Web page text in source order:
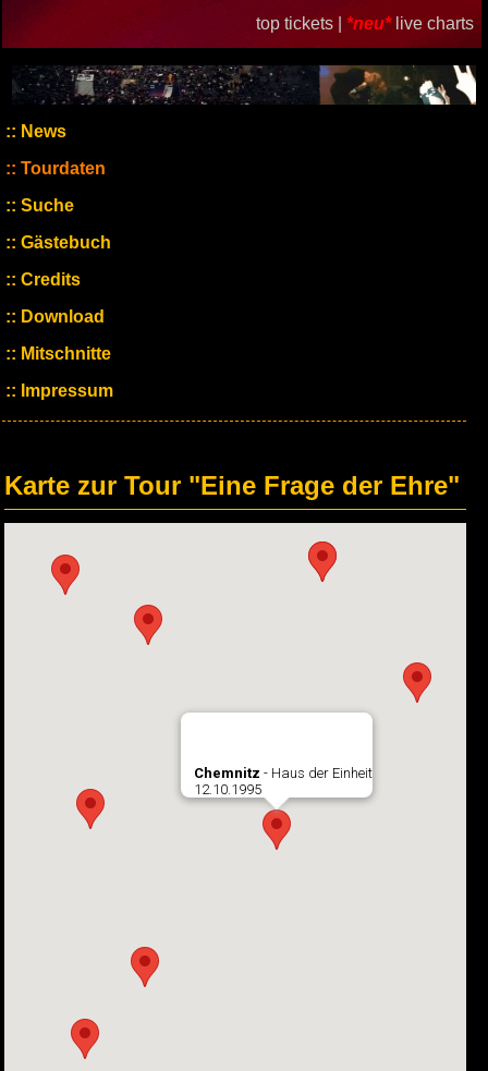
top tickets | *neu* live charts
News
Tourdaten
Suche
Gästebuch
Credits
Download
Mitschnitte
Impressum
Karte zur Tour "Eine Frage der Ehre"
Chemnitz - Haus der Einheit
12.10.1995